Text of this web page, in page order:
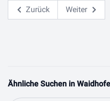
Zurück Weiter
Ähnliche Suchen in